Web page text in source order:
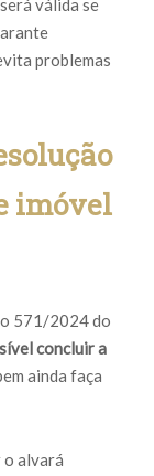
válida se
problemas
imóvel
571/2024 do
concluir a
ainda faça
o alvará